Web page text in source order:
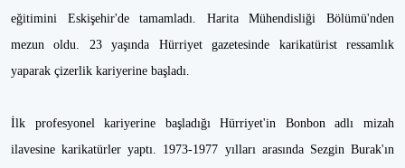
eğitimini Eskişehir'de tamamladı. Harita Mühendisliği Bölümü'nden
mezun oldu. 23 yaşında Hürriyet gazetesinde karikatürist ressamlık
yaparak çizerlik kariyerine başladı.
İlk profesyonel kariyerine başladığı Hürriyet'in Bonbon adlı mizah
ilavesine karikatürler yaptı. 1973-1977 yılları arasında Sezgin Burak'ın